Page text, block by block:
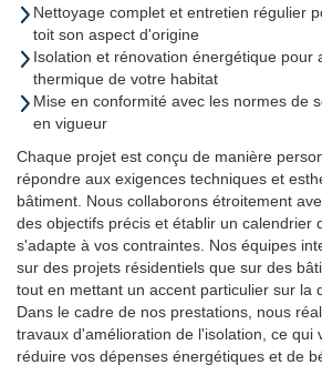
Nettoyage complet et entretien régulier
toit son aspect d'origine
Isolation et rénovation énergétique pour
thermique de votre habitat
Mise en conformité avec les normes de
en vigueur
Chaque projet est conçu de manière
répondre aux exigences techniques et
bâtiment. Nous collaborons étroitement
des objectifs précis et établir un calendrier
s'adapte à vos contraintes. Nos équipes
sur des projets résidentiels que sur des
tout en mettant un accent particulier sur la
Dans le cadre de nos prestations, nous
travaux d'amélioration de l'isolation, ce qui
réduire vos dépenses énergétiques et de